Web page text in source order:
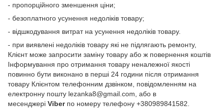
- пропорційного зменшення ціни;
- безоплатного усунення недоліків товару;
- відшкодування витрат на усунення недоліків товару.
- при виявлені недоліків товару які не підлягають ремонту,
Клієнт може запросити заміну товару або ж повернення коштів
Інформування про отримання товару неналежної якості
повинно бути виконано в перші 24 години після отримання
товару Клієнтом телефонним дзвінком, повідомленням на
електронну пошту lezanka8@gmail.com, або в
месенджері Viberпо номеру телефону +380989841582.